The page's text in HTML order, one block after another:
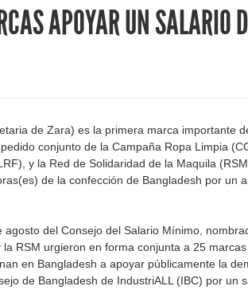
APOYAR UN
de Zara) es la primera marca importante
conjunto de la Campaña Ropa Limpia
y la Red de Solidaridad de la Maquila
de la confección de Bangladesh por un
agosto del Consejo del Salario Mínimo,
RSM urgieron en forma conjunta a 25
en Bangladesh a apoyar públicamente la
de Bangladesh de IndustriALL (IBC) por un